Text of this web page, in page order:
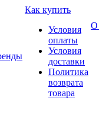
Как купить
Условия
оплаты
Условия
доставки
Политика
возврата
товара
О